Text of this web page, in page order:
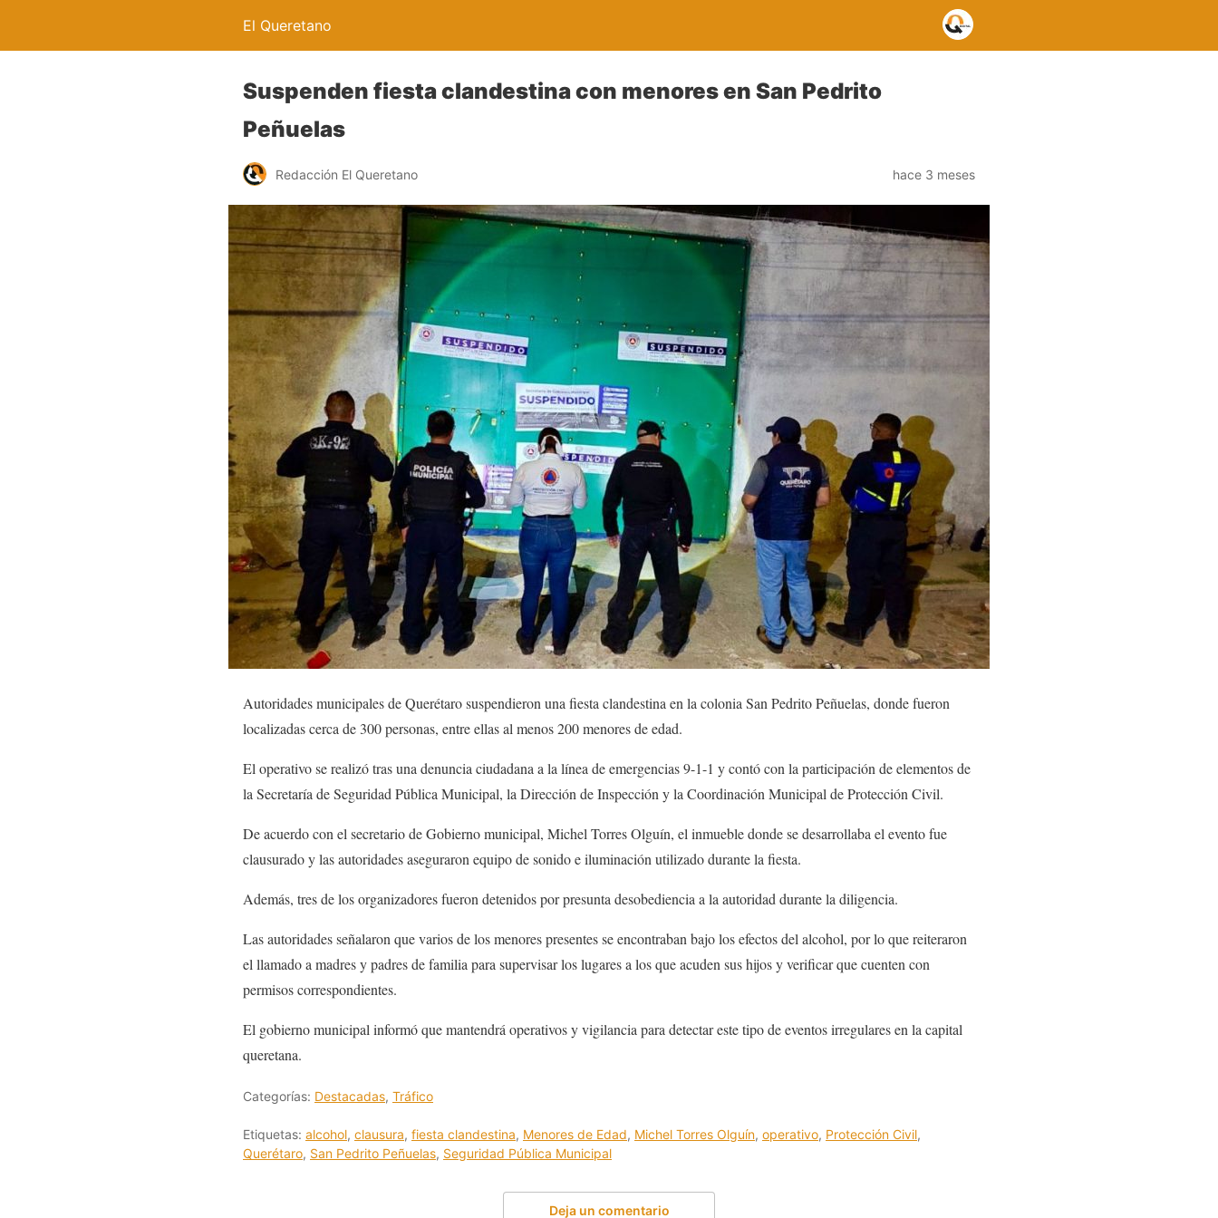
El Queretano
Suspenden fiesta clandestina con menores en San Pedrito
Peñuelas
Redacción El Queretano hace 3 meses
Autoridades municipales de Querétaro suspendieron una fiesta clandestina en la colonia San Pedrito Peñuelas, donde fueron
localizadas cerca de 300 personas, entre ellas al menos 200 menores de edad.
El operativo se realizó tras una denuncia ciudadana a la línea de emergencias 9-1-1 y contó con la participación de elementos de
la Secretaría de Seguridad Pública Municipal, la Dirección de Inspección y la Coordinación Municipal de Protección Civil.
De acuerdo con el secretario de Gobierno municipal, Michel Torres Olguín, el inmueble donde se desarrollaba el evento fue
clausurado y las autoridades aseguraron equipo de sonido e iluminación utilizado durante la fiesta.
Además, tres de los organizadores fueron detenidos por presunta desobediencia a la autoridad durante la diligencia.
Las autoridades señalaron que varios de los menores presentes se encontraban bajo los efectos del alcohol, por lo que reiteraron
el llamado a madres y padres de familia para supervisar los lugares a los que acuden sus hijos y verificar que cuenten con
permisos correspondientes.
El gobierno municipal informó que mantendrá operativos y vigilancia para detectar este tipo de eventos irregulares en la capital
queretana.
Categorías: Destacadas, Tráfico
Etiquetas: alcohol, clausura, fiesta clandestina, Menores de Edad, Michel Torres Olguín, operativo, Protección Civil,
Querétaro, San Pedrito Peñuelas, Seguridad Pública Municipal
Deja un comentario